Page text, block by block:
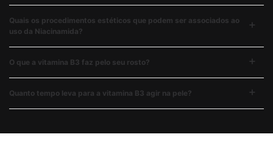
Quais os procedimentos estéticos que podem ser associados ao
uso da Niacinamida?
O que a vitamina B3 faz pelo seu rosto?
Quanto tempo leva para a vitamina B3 agir na pele?